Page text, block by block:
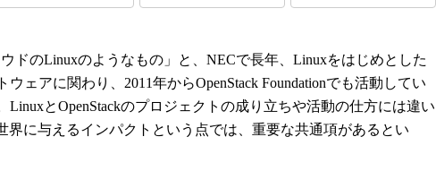
ブログ
ドのLinuxのようなもの」と、NECで長年、Linuxをはじめとした
ウェアに関わり、2011年からOpenStack Foundationでも活動してい
LinuxとOpenStackのプロジェクトの成り立ちや活動の仕方には違い
界に与えるインパクトという点では、重要な共通項があるとい